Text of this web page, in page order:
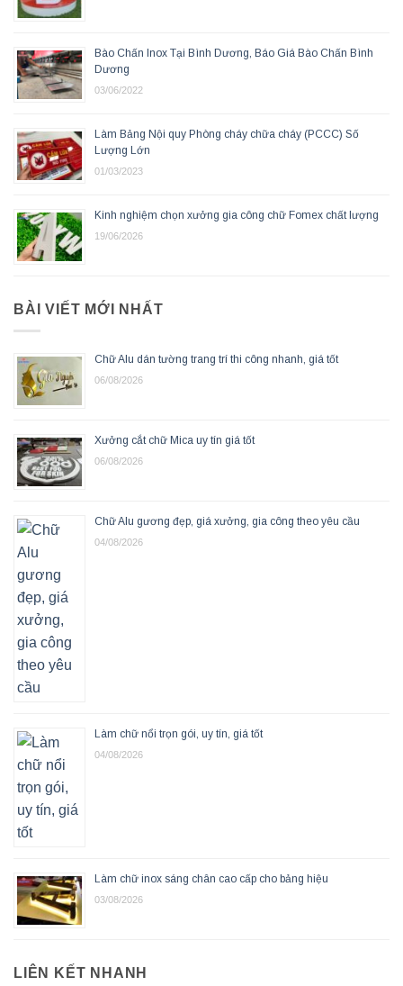
Bào Chấn Inox Tại Bình Dương, Báo Giá Bào Chấn Bình
Dương
03/06/2022
Làm Bảng Nội quy Phòng cháy chữa cháy (PCCC) Số
Lượng Lớn
01/03/2023
Kinh nghiệm chọn xưởng gia công chữ Fomex chất lượng
19/06/2026
BÀI VIẾT MỚI NHẤT
Chữ Alu dán tường trang trí thi công nhanh, giá tốt
06/08/2026
Xưởng cắt chữ Mica uy tín giá tốt
06/08/2026
Chữ Alu gương đẹp, giá xưởng, gia công theo yêu cầu
04/08/2026
Làm chữ nổi trọn gói, uy tín, giá tốt
04/08/2026
Làm chữ inox sáng chân cao cấp cho bảng hiệu
03/08/2026
LIÊN KẾT NHANH